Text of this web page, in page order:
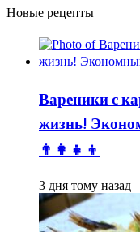
Новые рецепты
Вареники с
жизнь!
👨👩👧👦
3 дня тому назад